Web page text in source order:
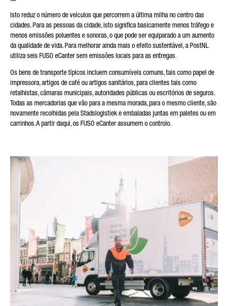
Isto reduz o número de veículos que percorrem a última milha no centro das
cidades. Para as pessoas da cidade, isto significa basicamente menos tráfego e
menos emissões poluentes e sonoras, o que pode ser equiparado a um aumento
da qualidade de vida. Para melhorar ainda mais o efeito sustentável, a PostNL
utiliza seis FUSO eCanter sem emissões locais para as entregas.
Os bens de transporte típicos incluem consumíveis comuns, tais como papel de
impressora, artigos de café ou artigos sanitários, para clientes tais como
retalhistas, câmaras municipais, autoridades públicas ou escritórios de seguros.
Todas as mercadorias que vão para a mesma morada, para o mesmo cliente, são
novamente recolhidas pela Stadslogistiek e embaladas juntas em paletes ou em
carrinhos. A partir daqui, os FUSO eCanter assumem o controlo.